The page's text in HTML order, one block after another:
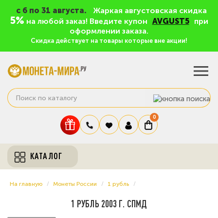
c 6 по 31 августа. Жаркая августовская скидка
5% на любой заказ! Введите купон AVGUST5
при
оформлении заказа.
Скидка действует на товары которые вне акции!
0
КАТАЛОГ
На главную Монеты России 1 рубль
1 РУБЛЬ 2003 Г. СПМД